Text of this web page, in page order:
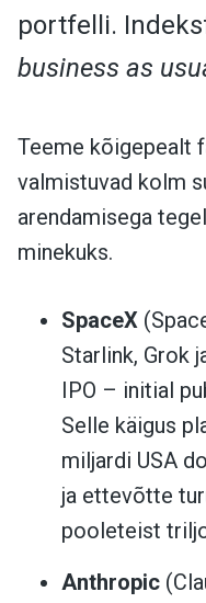
portfelli.
business as
Teeme kõigepealt
valmistuvad kolm
arendamisega
minekuks.
SpaceX
Starlink, Grok
IPO – initial
Selle käigus
miljardi USA
ja ettevõtte
pooleteist
Anthropic